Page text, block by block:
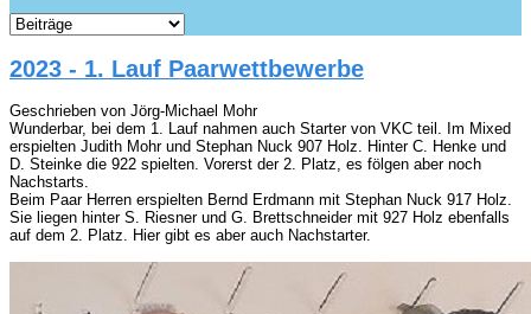
2023 - 1. Lauf Paarwettbewerbe
Geschrieben von Jörg-Michael Mohr
Wunderbar, bei dem 1. Lauf nahmen auch Starter von VKC teil. Im Mixed
erspielten Judith Mohr und Stephan Nuck 907 Holz. Hinter C. Henke und
D. Steinke die 922 spielten. Vorerst der 2. Platz, es fölgen aber noch
Nachstarts.
Beim Paar Herren erspielten Bernd Erdmann mit Stephan Nuck 917 Holz.
Sie liegen hinter S. Riesner und G. Brettschneider mit 927 Holz ebenfalls
auf dem 2. Platz. Hier gibt es aber auch Nachstarter.